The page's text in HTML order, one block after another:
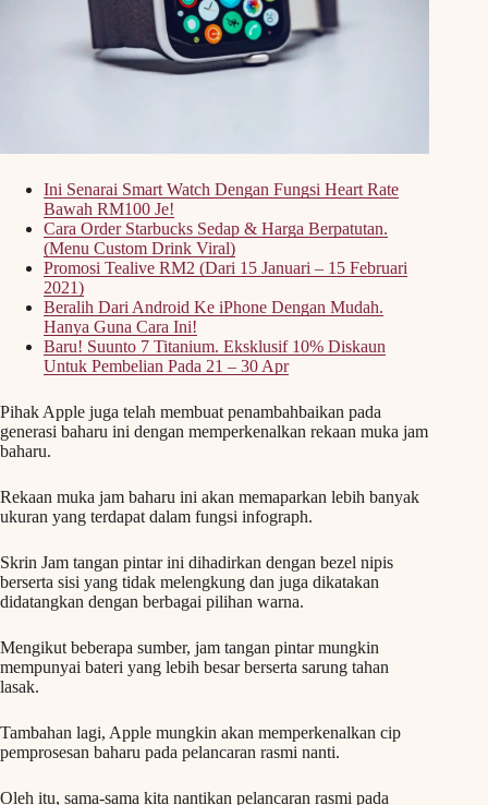
Ini Senarai Smart Watch Dengan Fungsi Heart Rate
Bawah RM100 Je!
Cara Order Starbucks Sedap & Harga Berpatutan.
(Menu Custom Drink Viral)
Promosi Tealive RM2 (Dari 15 Januari – 15 Februari
2021)
Beralih Dari Android Ke iPhone Dengan Mudah.
Hanya Guna Cara Ini!
Baru! Suunto 7 Titanium. Eksklusif 10% Diskaun
Untuk Pembelian Pada 21 – 30 Apr
Pihak Apple juga telah membuat penambahbaikan pada
generasi baharu ini dengan memperkenalkan rekaan muka jam
baharu.
Rekaan muka jam baharu ini akan memaparkan lebih banyak
ukuran yang terdapat dalam fungsi infograph.
Skrin Jam tangan pintar ini dihadirkan dengan bezel nipis
berserta sisi yang tidak melengkung dan juga dikatakan
didatangkan dengan berbagai pilihan warna.
Mengikut beberapa sumber, jam tangan pintar mungkin
mempunyai bateri yang lebih besar berserta sarung tahan
lasak.
Tambahan lagi, Apple mungkin akan memperkenalkan cip
pemprosesan baharu pada pelancaran rasmi nanti.
Oleh itu, sama-sama kita nantikan pelancaran rasmi pada